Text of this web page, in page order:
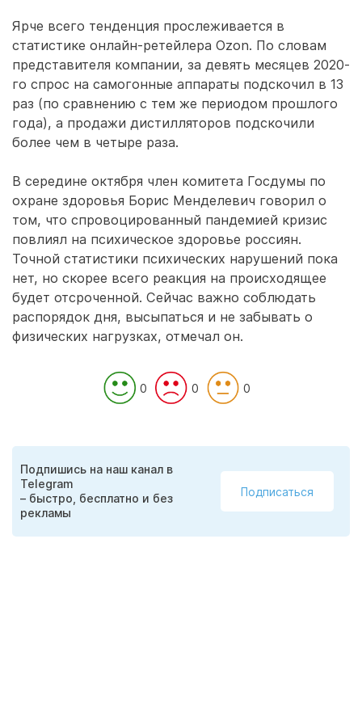
Ярче всего тенденция прослеживается в
статистике онлайн-ретейлера Ozon. По словам
представителя компании, за девять месяцев 2020-
го спрос на самогонные аппараты подскочил в 13
раз (по сравнению с тем же периодом прошлого
года), а продажи дистилляторов подскочили
более чем в четыре раза.
В середине октября член комитета Госдумы по
охране здоровья Борис Менделевич говорил о
том, что спровоцированный пандемией кризис
повлиял на психическое здоровье россиян.
Точной статистики психических нарушений пока
нет, но скорее всего реакция на происходящее
будет отсроченной. Сейчас важно соблюдать
распорядок дня, высыпаться и не забывать о
физических нагрузках, отмечал он.
0 0 0
Подпишись на наш канал в
Telegram
– быстро, бесплатно и без
рекламы
Подписаться